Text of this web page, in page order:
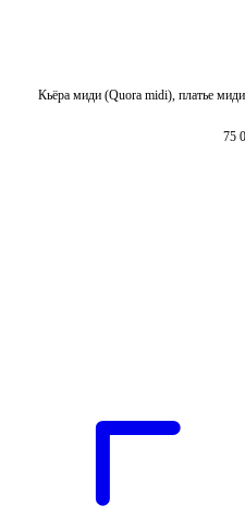
Кьёра миди (Quora midi), платье
75